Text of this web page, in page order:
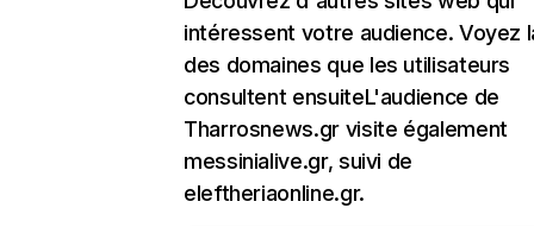
intéressent votre audience. Voyez
des domaines que les utilisateurs
consultent ensuiteL'audience de
Tharrosnews.gr visite également
messinialive.gr, suivi de
eleftheriaonline.gr.